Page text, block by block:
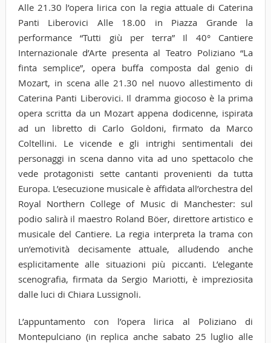
Alle 21.30 l’opera lirica con la regia attuale di Caterina
Panti Liberovici Alle 18.00 in Piazza Grande la
performance “Tutti giù per terra” Il 40° Cantiere
Internazionale d’Arte presenta al Teatro Poliziano “La
finta semplice”, opera buffa composta dal genio di
Mozart, in scena alle 21.30 nel nuovo allestimento di
Caterina Panti Liberovici. Il dramma giocoso è la prima
opera scritta da un Mozart appena dodicenne, ispirata
ad un libretto di Carlo Goldoni, firmato da Marco
Coltellini. Le vicende e gli intrighi sentimentali dei
personaggi in scena danno vita ad uno spettacolo che
vede protagonisti sette cantanti provenienti da tutta
Europa. L’esecuzione musicale è affidata all’orchestra del
Royal Northern College of Music di Manchester: sul
podio salirà il maestro Roland Böer, direttore artistico e
musicale del Cantiere. La regia interpreta la trama con
un’emotività decisamente attuale, alludendo anche
esplicitamente alle situazioni più piccanti. L’elegante
scenografia, firmata da Sergio Mariotti, è impreziosita
dalle luci di Chiara Lussignoli.
L’appuntamento con l’opera lirica al Poliziano di
Montepulciano (in replica anche sabato 25 luglio alle